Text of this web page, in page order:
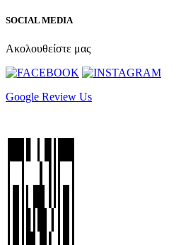
SOCIAL MEDIA
Ακολουθείστε μας
Google Review Us